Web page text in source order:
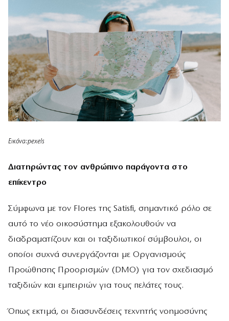
Εικόνα:pexels
Διατηρώντας τον ανθρώπινο παράγοντα στο
επίκεντρο
Σύμφωνα με τον Flores της Satisfi, σημαντικό ρόλο σε
αυτό το νέο οικοσύστημα εξακολουθούν να
διαδραματίζουν και οι ταξιδιωτικοί σύμβουλοι, οι
οποίοι συχνά συνεργάζονται με Οργανισμούς
Προώθησης Προορισμών (DMO) για τον σχεδιασμό
ταξιδιών και εμπειριών για τους πελάτες τους.
Όπως εκτιμά, οι διασυνδέσεις τεχνητής νοημοσύνης